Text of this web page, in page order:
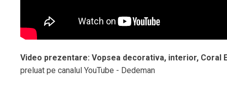
Video prezentare: Vopsea decorativa, interior,
preluat pe canalul YouTube - Dedeman